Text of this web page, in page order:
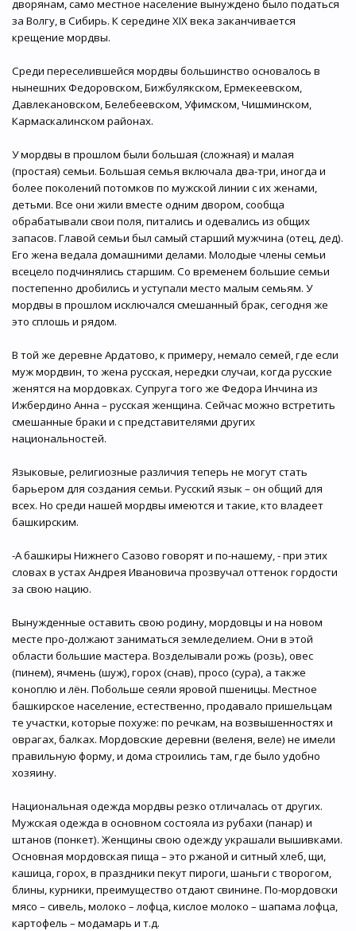
дворянам, само местное население вынуждено было податься
за Волгу, в Сибирь. К середине XIX века заканчивается
крещение мордвы.
Среди переселившейся мордвы большинство основалось в
нынешних Федоровском, Бижбулякском, Ермекеевском,
Давлекановском, Белебеевском, Уфимском, Чишминском,
Кармаскалинском районах.
У мордвы в прошлом были большая (сложная) и малая
(простая) семьи. Большая семья включала два-три, иногда и
более поколений потомков по мужской линии с их женами,
детьми. Все они жили вместе одним двором, сообща
обрабатывали свои поля, питались и одевались из общих
запасов. Главой семьи был самый старший мужчина (отец, дед).
Его жена ведала домашними делами. Молодые члены семьи
всецело подчинялись старшим. Со временем большие семьи
постепенно дробились и уступали место малым семьям. У
мордвы в прошлом исключался смешанный брак, сегодня же
это сплошь и рядом.
В той же деревне Ардатово, к примеру, немало семей, где если
муж мордвин, то жена русская, нередки случаи, когда русские
женятся на мордовках. Супруга того же Федора Инчина из
Ижбердино Анна – русская женщина. Сейчас можно встретить
смешанные браки и с представителями других
национальностей.
Языковые, религиозные различия теперь не могут стать
барьером для создания семьи. Русский язык – он общий для
всех. Но среди нашей мордвы имеются и такие, кто владеет
башкирским.
-А башкиры Нижнего Сазово говорят и по-нашему, - при этих
словах в устах Андрея Ивановича прозвучал оттенок гордости
за свою нацию.
Вынужденные оставить свою родину, мордовцы и на новом
месте про-должают заниматься земледелием. Они в этой
области большие мастера. Возделывали рожь (розь), овес
(пинем), ячмень (шуж), горох (снав), просо (сура), а также
коноплю и лён. Побольше сеяли яровой пшеницы. Местное
башкирское население, естественно, продавало пришельцам
те участки, которые похуже: по речкам, на возвышенностях и
оврагах, балках. Мордовские деревни (веленя, веле) не имели
правильную форму, и дома строились там, где было удобно
хозяину.
Национальная одежда мордвы резко отличалась от других.
Мужская одежда в основном состояла из рубахи (панар) и
штанов (понкет). Женщины свою одежду украшали вышивками.
Основная мордовская пища – это ржаной и ситный хлеб, щи,
кашица, горох, в праздники пекут пироги, шаньги с творогом,
блины, курники, преимущество отдают свинине. По-мордовски
мясо – сивель, молоко – лофца, кислое молоко – шапама лофца,
картофель – модамарь и т.д.